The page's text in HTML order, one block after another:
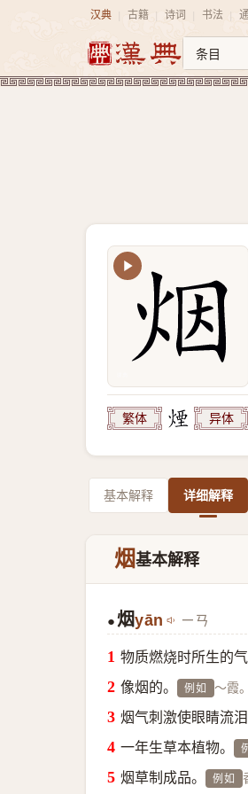
汉典 古籍 诗词 书法
繁体 异体
基本解释 详细解释
烟基本解释
● 烟yān ㄧㄢ
物质燃烧时所生的
像烟的。 例如 ～霞
烟气刺激使眼睛流
一年生草本植物。
烟草制成品。 例如